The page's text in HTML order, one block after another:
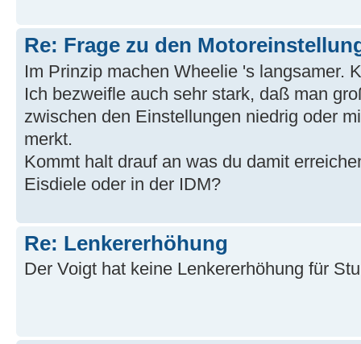
Re: Frage zu den
Im Prinzip machen Wheelie 's langsamer.
Ich bezweifle auch sehr stark, daß man
zwischen den Einstellungen niedrig oder
merkt.
Kommt halt drauf an was du damit
Eisdiele oder in der IDM?
Re: Lenkererhöhung
Der Voigt hat keine Lenkererhöhung für